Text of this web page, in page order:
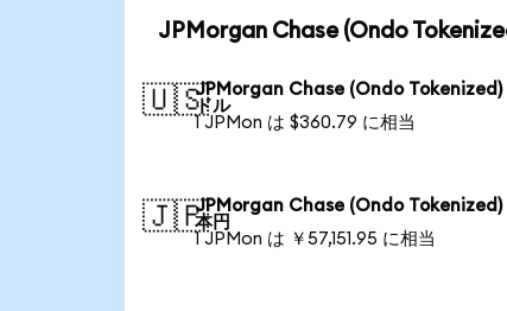
JPMorgan Chase (Ondo
🇺🇸JPMorgan Chase (Ondo Tokenized)
ドル
1 JPMon は $360.79 に相当
🇯🇵JPMorgan Chase (Ondo Tokenized)
本円
1 JPMon は ￥57,151.95 に相当